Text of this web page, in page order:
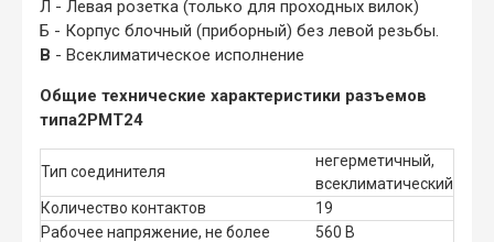
Л - Левая розетка (только для проходных вилок)
Б - Корпус блочный (приборный) без левой резьбы.
В - Всеклиматическое исполнение
Общие технические характеристики разъемов
типа2РМТ24
Тип соединителя
негерметичный,
всеклиматический
Количество контактов
19
Рабочее напряжение, не более
560 В